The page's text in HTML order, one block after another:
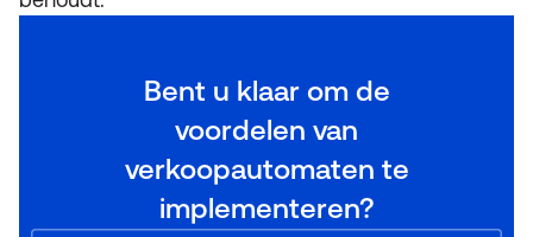
Bent u klaar om de
voordelen van
verkoopautomaten te
implementeren?